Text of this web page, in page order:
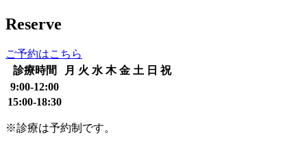
Reserve
ご予約はこちら
診療時間
月 火 水 木 金 土 日 祝
9:00-12:00
15:00-18:30
※診療は予約制です。